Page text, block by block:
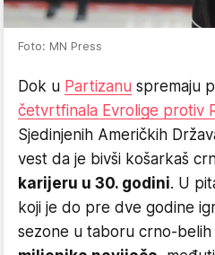
Foto: MN Press
Dok u Partizanu spremaju
četvrtfinala Evrolige protiv
Sjedinjenih Američkih
vest da je bivši košarkaš
karijeru u 30. godini. U
koji je do pre dve godine
sezone u taboru crno-belih